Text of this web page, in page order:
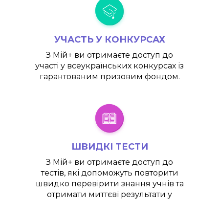
УЧАСТЬ У КОНКУРСАХ
З Мій+ ви отримаєте доступ до
участі у всеукраїнських конкурсах із
гарантованим призовим фондом.
ШВИДКІ ТЕСТИ
З Мій+ ви отримаєте доступ до
тестів, які допоможуть повторити
швидко перевірити знання учнів та
отримати миттєві результати у